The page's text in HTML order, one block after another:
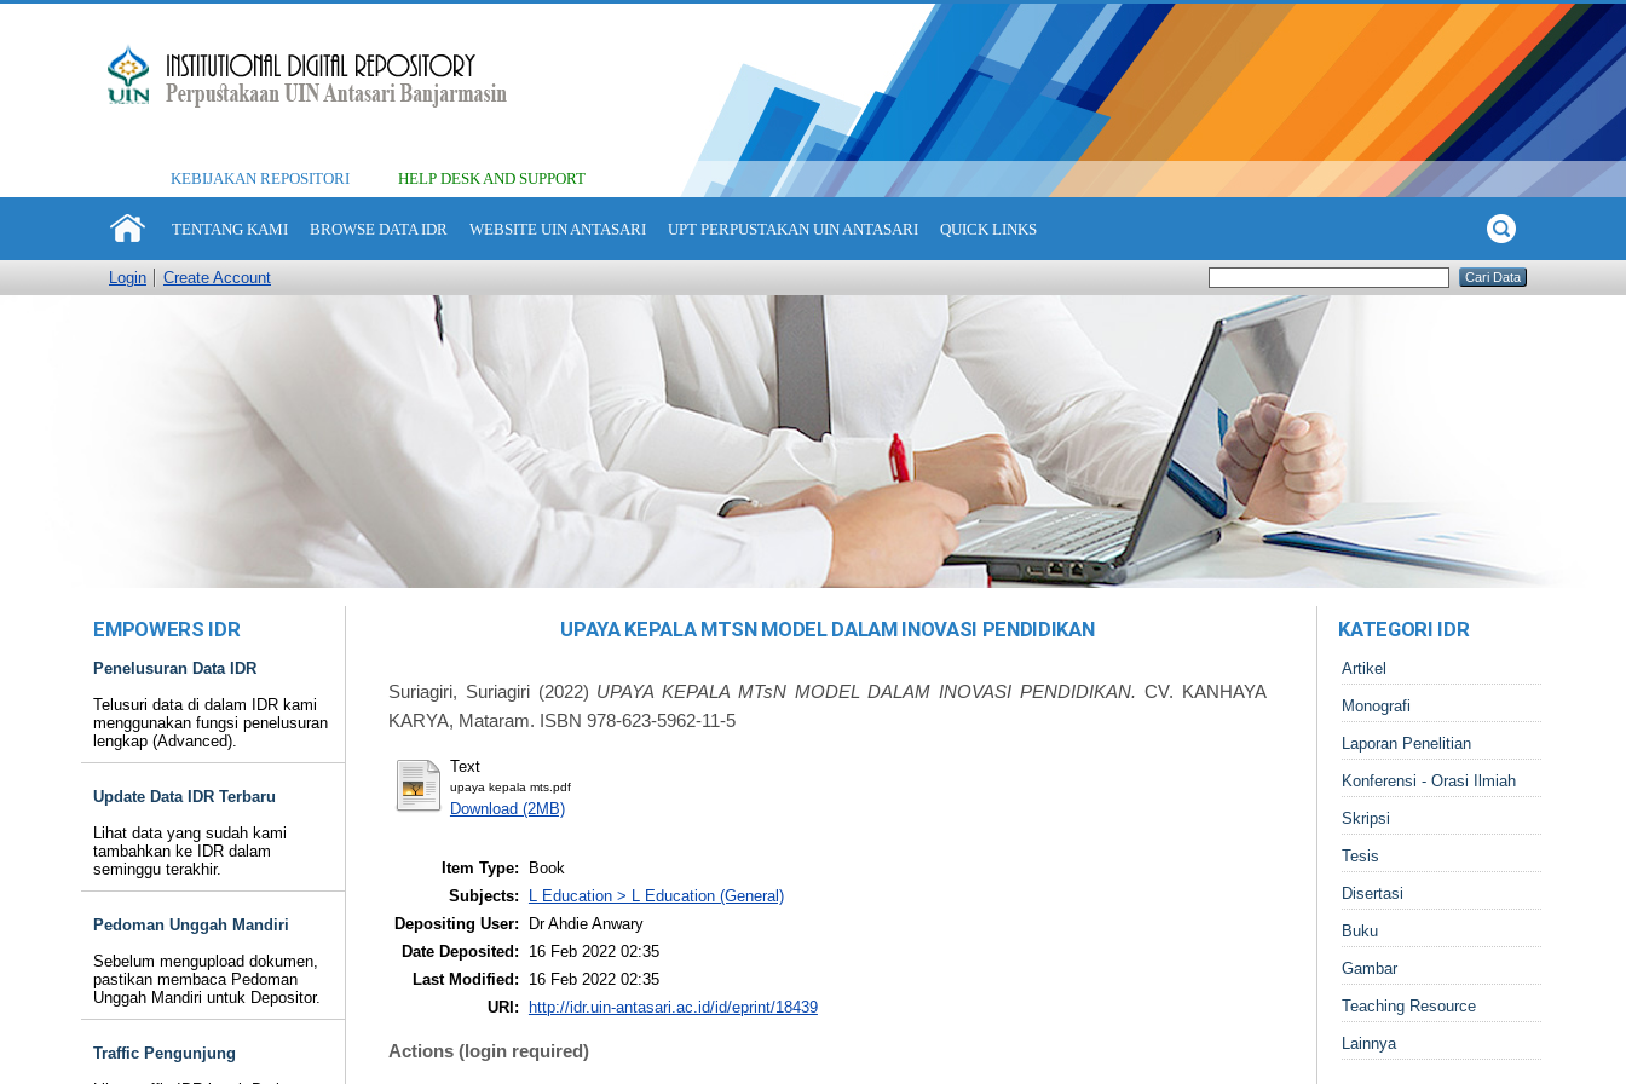
KEBIJAKAN REPOSITORI HELP DESK AND SUPPORT
TENTANG KAMI BROWSE DATA IDR WEBSITE UIN ANTASARI UPT PERPUSTAKAN UIN ANTASARI QUICK LINKS
Login Create Account
EMPOWERS IDR
Penelusuran Data IDR
Telusuri data di dalam IDR kami
menggunakan fungsi penelusuran
lengkap (Advanced).
Update Data IDR Terbaru
Lihat data yang sudah kami
tambahkan ke IDR dalam
seminggu terakhir.
Pedoman Unggah Mandiri
Sebelum mengupload dokumen,
pastikan membaca Pedoman
Unggah Mandiri untuk Depositor.
Traffic Pengunjung
UPAYA KEPALA MTSN MODEL DALAM INOVASI PENDIDIKAN
Suriagiri, Suriagiri(2022) UPAYA KEPALA MTsN MODEL DALAM INOVASI PENDIDIKAN. CV. KANHAYA
KARYA, Mataram. ISBN 978-623-5962-11-5
Text
upaya kepala mts.pdf
Download (2MB)
Item Type:
Book
Subjects:
L Education > L Education (General)
Depositing User:
Dr Ahdie Anwary
Date Deposited:
16 Feb 2022 02:35
Last Modified:
16 Feb 2022 02:35
URI:
http://idr.uin-antasari.ac.id/id/eprint/18439
Actions (login required)
KATEGORI IDR
Artikel
Monografi
Laporan Penelitian
Konferensi - Orasi Ilmiah
Skripsi
Tesis
Disertasi
Buku
Gambar
Teaching Resource
Lainnya